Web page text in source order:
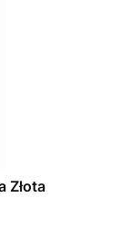
Złota